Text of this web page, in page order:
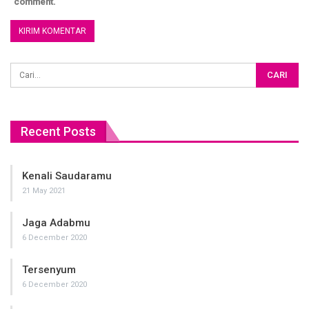
Recent Posts
Kenali Saudaramu
21 May 2021
Jaga Adabmu
6 December 2020
Tersenyum
6 December 2020